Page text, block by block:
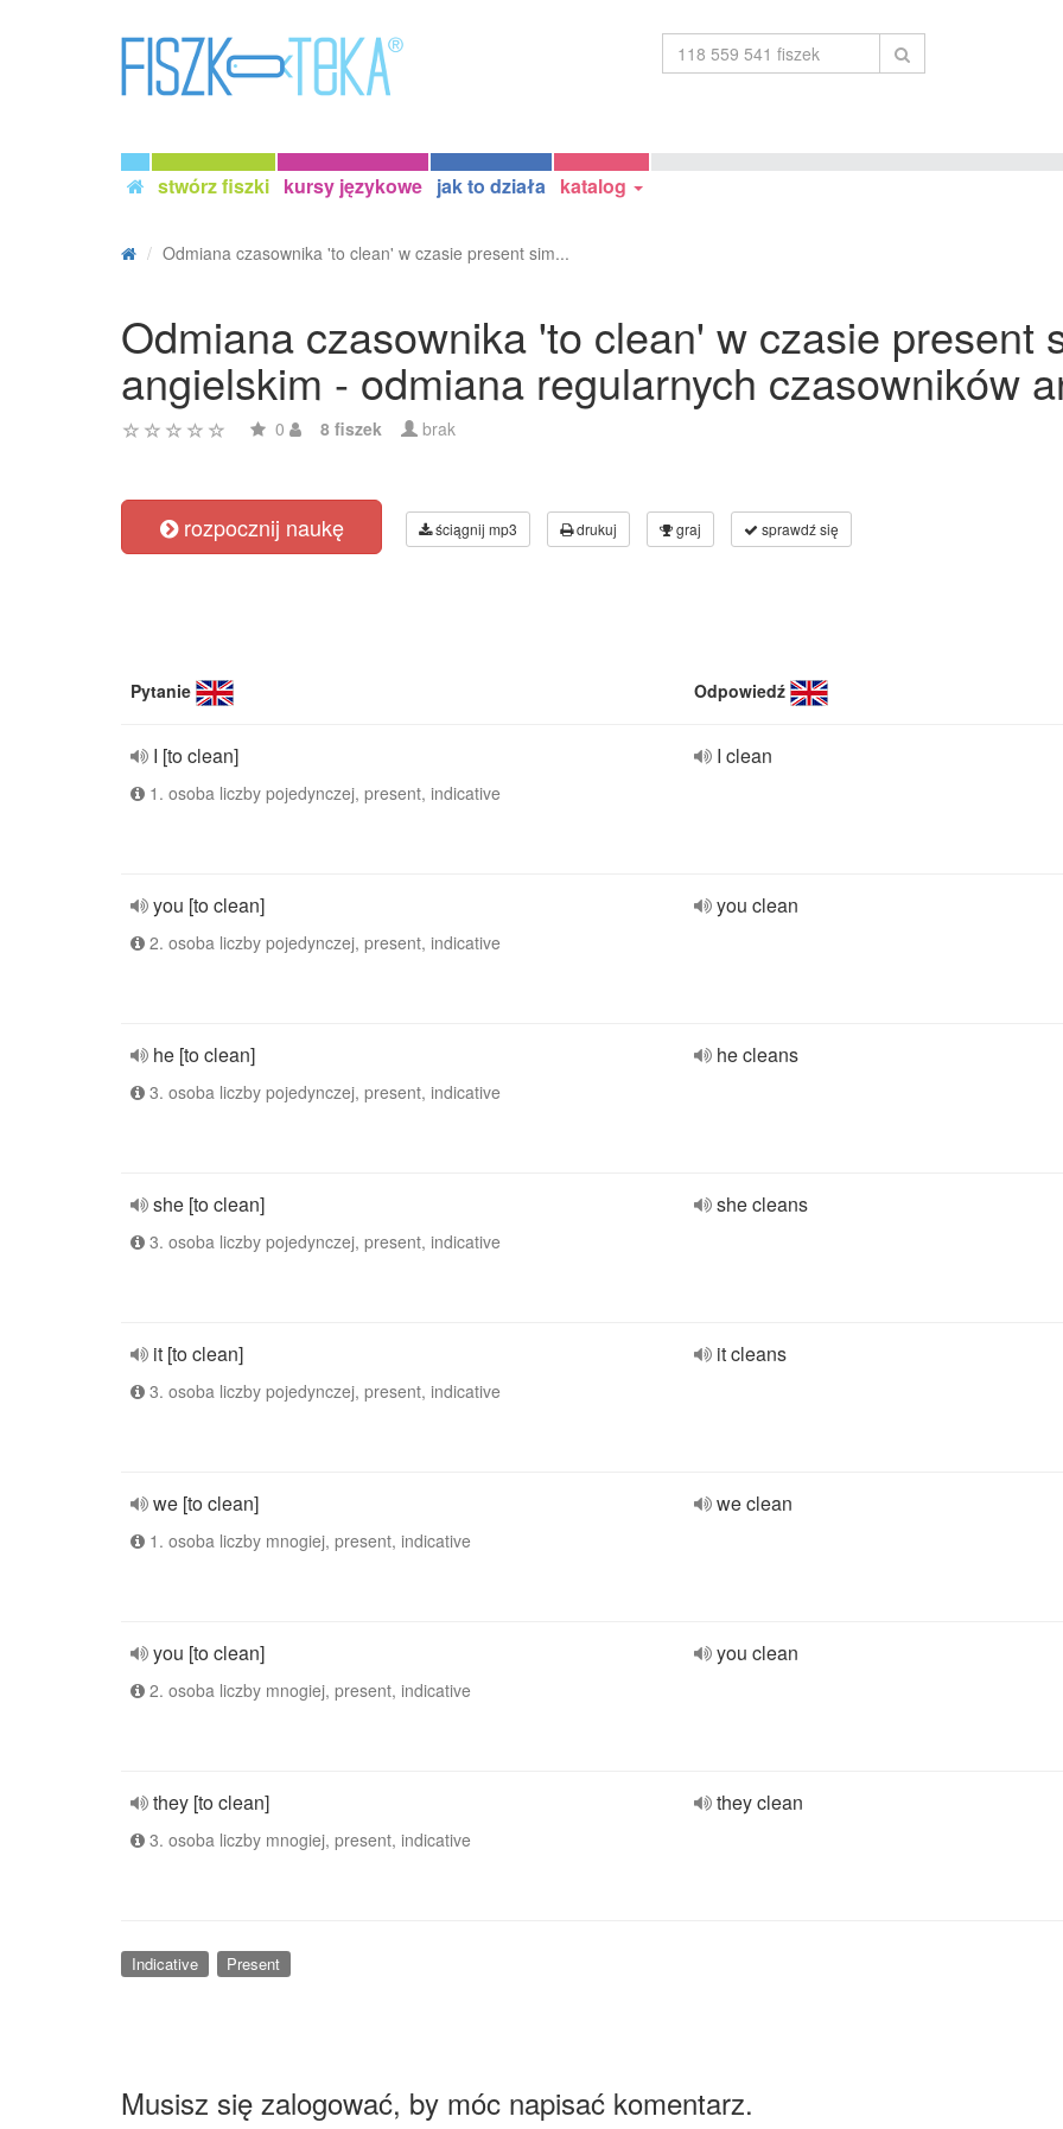
stwórz fiszki kursy językowe jak to działa katalog
Odmiana czasownika 'to clean' w czasie present sim...
Odmiana czasownika 'to clean' w czasie present
angielskim - odmiana regularnych czasowników
0 8 fiszek brak
rozpocznij naukę ściągnij mp3 drukuj graj sprawdź się
Pytanie Odpowiedź
I [to clean]
1. osoba liczby pojedynczej, present, indicative
I clean
you [to clean]
2. osoba liczby pojedynczej, present, indicative
you clean
he [to clean]
3. osoba liczby pojedynczej, present, indicative
he cleans
she [to clean]
3. osoba liczby pojedynczej, present, indicative
she cleans
it [to clean]
3. osoba liczby pojedynczej, present, indicative
it cleans
we [to clean]
1. osoba liczby mnogiej, present, indicative
we clean
you [to clean]
2. osoba liczby mnogiej, present, indicative
you clean
they [to clean]
3. osoba liczby mnogiej, present, indicative
they clean
Indicative Present
Musisz się zalogować, by móc napisać komentarz.